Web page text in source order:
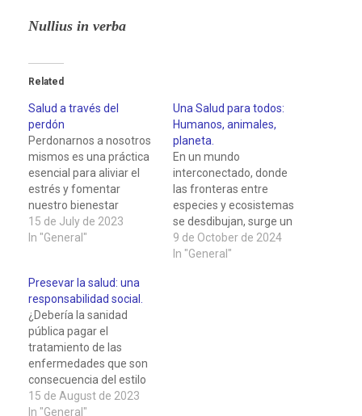
Nullius in verba
Related
Salud a través del
perdón
Perdonarnos a nosotros
mismos es una práctica
esencial para aliviar el
estrés y fomentar
nuestro bienestar
emocional. A menudo,
somos muy duros con
errores pasados,
decisiones equivocadas
o situaciones en las que
sentimos que fallamos.
Este autocastigo
constante puede
generar un estrés
innecesario…
15 de July de 2023
In "General"
Una Salud para todos:
Humanos, animales,
planeta.
En un mundo
interconectado, donde
las fronteras entre
especies y ecosistemas
se desdibujan, surge un
paradigma
revolucionario en el
9 de October de 2024
In "General"
Presevar la salud: una
responsabilidad social.
¿Debería la sanidad
pública pagar el
tratamiento de las
enfermedades que son
consecuencia del estilo
de vida? El estilo de vida
es el conjunto de hábitos
15 de August de 2023
In "General"